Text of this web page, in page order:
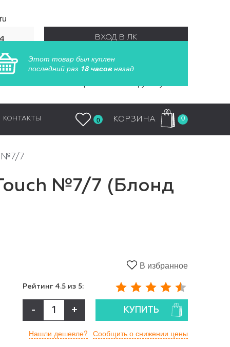
ВХОД В ЛК
РЕГИСТРАЦИЯ
КОНТАКТЫ 0 КОРЗИНА 0
№7/7
№7/7 (Блонд
В избранное
Рейтинг 4.5 из 5:
- + КУПИТЬ
Нашли дешевле? Сообщить о снижении цены